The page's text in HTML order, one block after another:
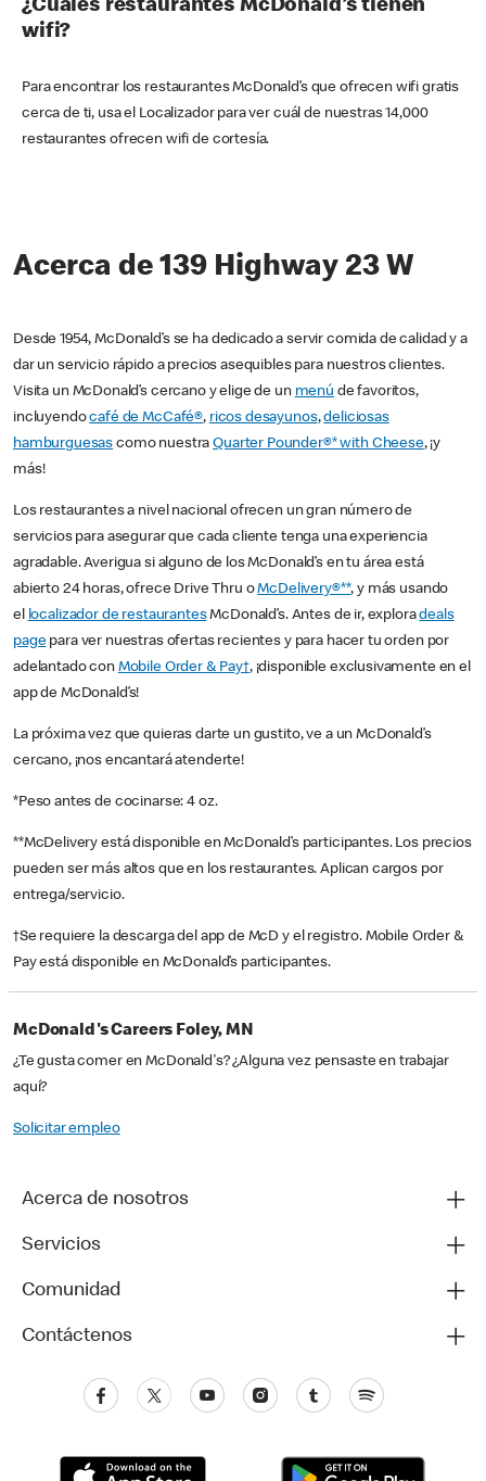
¿Cuáles restaurantes McDonald’s tienen
wifi?
Para encontrar los restaurantes McDonald’s que ofrecen wifi gratis
cerca de ti, usa el Localizador para ver cuál de nuestras 14,000
restaurantes ofrecen wifi de cortesía.
Acerca de 139 Highway 23 W
Desde 1954, McDonald’s se ha dedicado a servir comida de calidad y a
dar un servicio rápido a precios asequibles para nuestros clientes.
Visita un McDonald’s cercano y elige de un menú de favoritos,
incluyendocafé de McCafé®, ricos desayunos,deliciosas
hamburguesas como nuestraQuarter Pounder®* with Cheese, ¡y
más!
Los restaurantes a nivel nacional ofrecen un gran número de
servicios para asegurar que cada cliente tenga una experiencia
agradable. Averigua si alguno de los McDonald’s en tu área está
abierto 24 horas, ofrece Drive Thru oMcDelivery®**, y más usando
el localizador de restaurantesMcDonald’s. Antes de ir, exploradeals
pagepara ver nuestras ofertas recientes y para hacer tu orden por
adelantado con Mobile Order & Pay†, ¡disponible exclusivamente en el
app de McDonald’s!
La próxima vez que quieras darte un gustito, ve a un McDonald’s
cercano, ¡nos encantará atenderte!
*Peso antes de cocinarse: 4 oz.
**McDelivery está disponible en McDonald’s participantes. Los precios
pueden ser más altos que en los restaurantes. Aplican cargos por
entrega/servicio.
†Se requiere la descarga del app de McD y el registro. Mobile Order &
Pay está disponible en McDonald’s participantes.
McDonald's Careers Foley, MN
¿Te gusta comer en McDonald's? ¿Alguna vez pensaste en trabajar
aquí?
Solicitar empleo
Acerca de nosotros
Servicios
Comunidad
Contáctenos